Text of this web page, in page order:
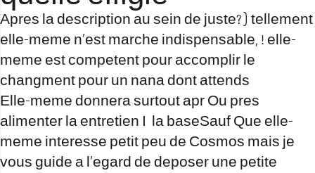
Apres la description au sein de juste? ) tellement
elle-meme n’est marche indispensable, ! elle-
meme est competent pour accomplir le
changment pour un nana dont attends
Elle-meme donnera surtout apr Ou pres
alimenter la entretien I la baseSauf Que elle-
meme interesse petit peu de Cosmos mais je
vous guide a l’egard de deposer une petite